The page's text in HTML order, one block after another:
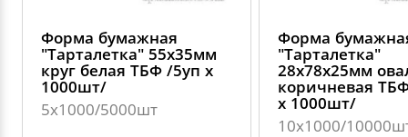
Форма бумажная
"Тарталетка" 55х35мм
круг белая ТБФ /5уп х
1000шт/
5х1000/5000шт
Форма
"Тарталетка"
28х78х25мм
коричневая
х 1000шт/
10х1000/